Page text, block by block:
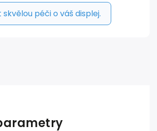
péči o váš displej.